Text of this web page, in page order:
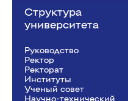
Структура
университета
Руководство
Ректор
Рeкторат
Институты
Ученый совет
Научно-технический